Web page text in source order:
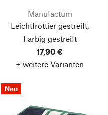
Manufactum
Leichtfrottier gestreift,
Farbig gestreift
17,90 €
+ weitere Varianten
Neu